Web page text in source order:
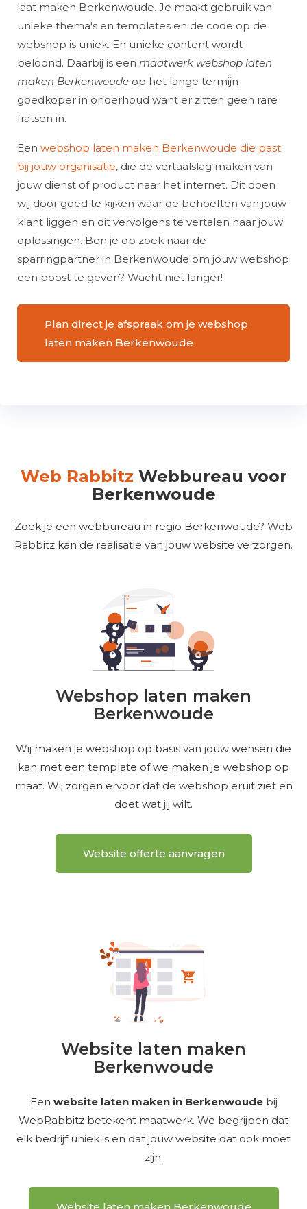
laat maken Berkenwoude. Je maakt gebruik van
unieke thema's en templates en de code op de
webshop is uniek. En unieke content wordt
beloond. Daarbij is een maatwerk webshop laten
maken Berkenwoude op het lange termijn
goedkoper in onderhoud want er zitten geen rare
fratsen in.
Een webshop laten maken Berkenwoude die past
bij jouw organisatie, die de vertaalslag maken van
jouw dienst of product naar het internet. Dit doen
wij door goed te kijken waar de behoeften van jouw
klant liggen en dit vervolgens te vertalen naar jouw
oplossingen. Ben je op zoek naar de
sparringpartner in Berkenwoude om jouw webshop
een boost te geven? Wacht niet langer!
Plan direct je afspraak om je webshop
laten maken Berkenwoude
Web Rabbitz Webbureau voor
Berkenwoude
Zoek je een webbureau in regio Berkenwoude? Web
Rabbitz kan de realisatie van jouw website verzorgen.
Webshop laten maken
Berkenwoude
Wij maken je webshop op basis van jouw wensen die
kan met een template of we maken je webshop op
maat. Wij zorgen ervoor dat de webshop eruit ziet en
doet wat jij wilt.
Website offerte aanvragen
Website laten maken
Berkenwoude
Een website laten maken in Berkenwoudebij
WebRabbitz betekent maatwerk. We begrijpen dat
elk bedrijf uniek is en dat jouw website dat ook moet
zijn.